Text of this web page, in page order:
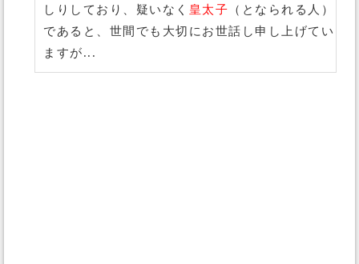
しりしており、疑いなく 皇太子 （となられる人）
であると、世間でも大切にお世話し申し上げてい
ますが...